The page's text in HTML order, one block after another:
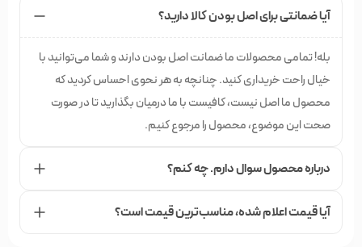
آیا ضمانتی برای اصل بودن کالا دارید؟
بله! تمامی محصولات ما ضمانت اصل بودن دارند و شما می‌توانید با
خیال راحت خریداری کنید. چنانچه به هر نحوی احساس کردید که
محصول ما اصل نیست، کافیست با ما درمیان بگذارید تا در صورت
صحت این موضوع، محصول را مرجوع کنیم.
درباره محصول سوال دارم. چه کنم؟
آیا قیمت اعلام شده،‌ مناسب‌ترین قیمت است؟